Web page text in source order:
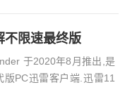
...
不限速最终版
于2020年8月推出,是
版PC迅雷客户端.迅雷11